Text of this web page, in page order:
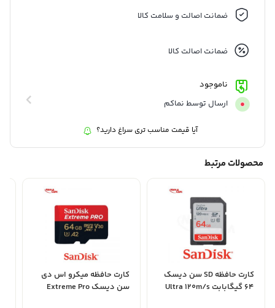
اس دی می باشد .
ضمانت اصالت و سلامت کالا
ضمانت اصالت کالا
ناموجود
ارسال توسط نماکم
آیا قیمت مناسب تری سراغ دارید؟
محصولات مرتبط
کارت حافظه SD سن دیسک
64 گیگابابت Ultra 120m/s
کارت حافظه میکرو اس دی
سن دیسک Extreme Pro